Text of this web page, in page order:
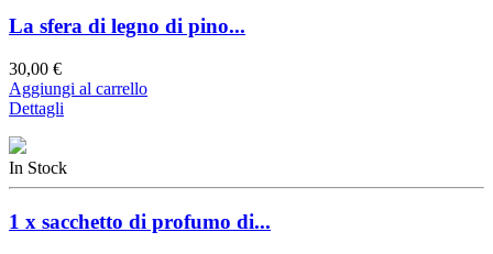
La sfera di legno di pino...
30,00 €
Aggiungi al carrello
Dettagli
In Stock
1 x sacchetto di profumo di...